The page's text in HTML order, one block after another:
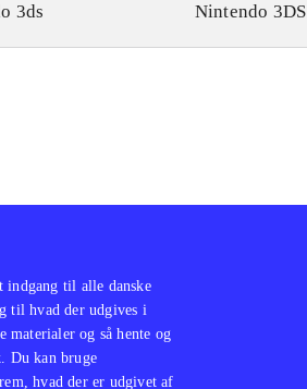
3ds Nintendo 3DS
indgang til alle danske
til hvad der udgives i
materialer og så hente og
Du kan bruge
hvad der er udgivet af